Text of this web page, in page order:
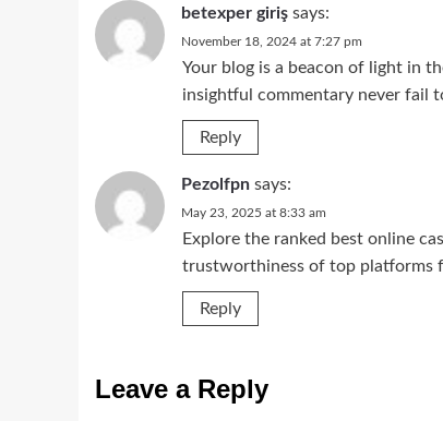
betexper giriş says:
November 18, 2024 at 7:27 pm
Your blog is a beacon of light in
insightful commentary never fail
Reply
Pezolfpn says:
May 23, 2025 at 8:33 am
Explore the ranked best online
trustworthiness of top platforms
Reply
Leave a Reply